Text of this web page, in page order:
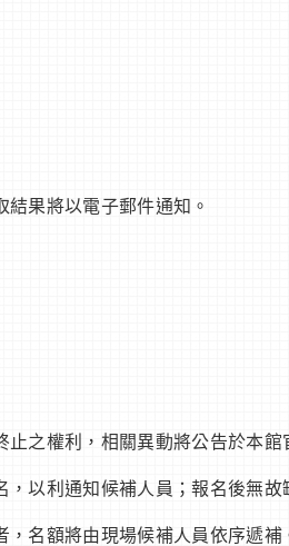
結果將以電子郵件通知。
之權利，相關異動將公告於本館
以利通知候補人員；報名後無
名額將由現場候補人員依序遞補